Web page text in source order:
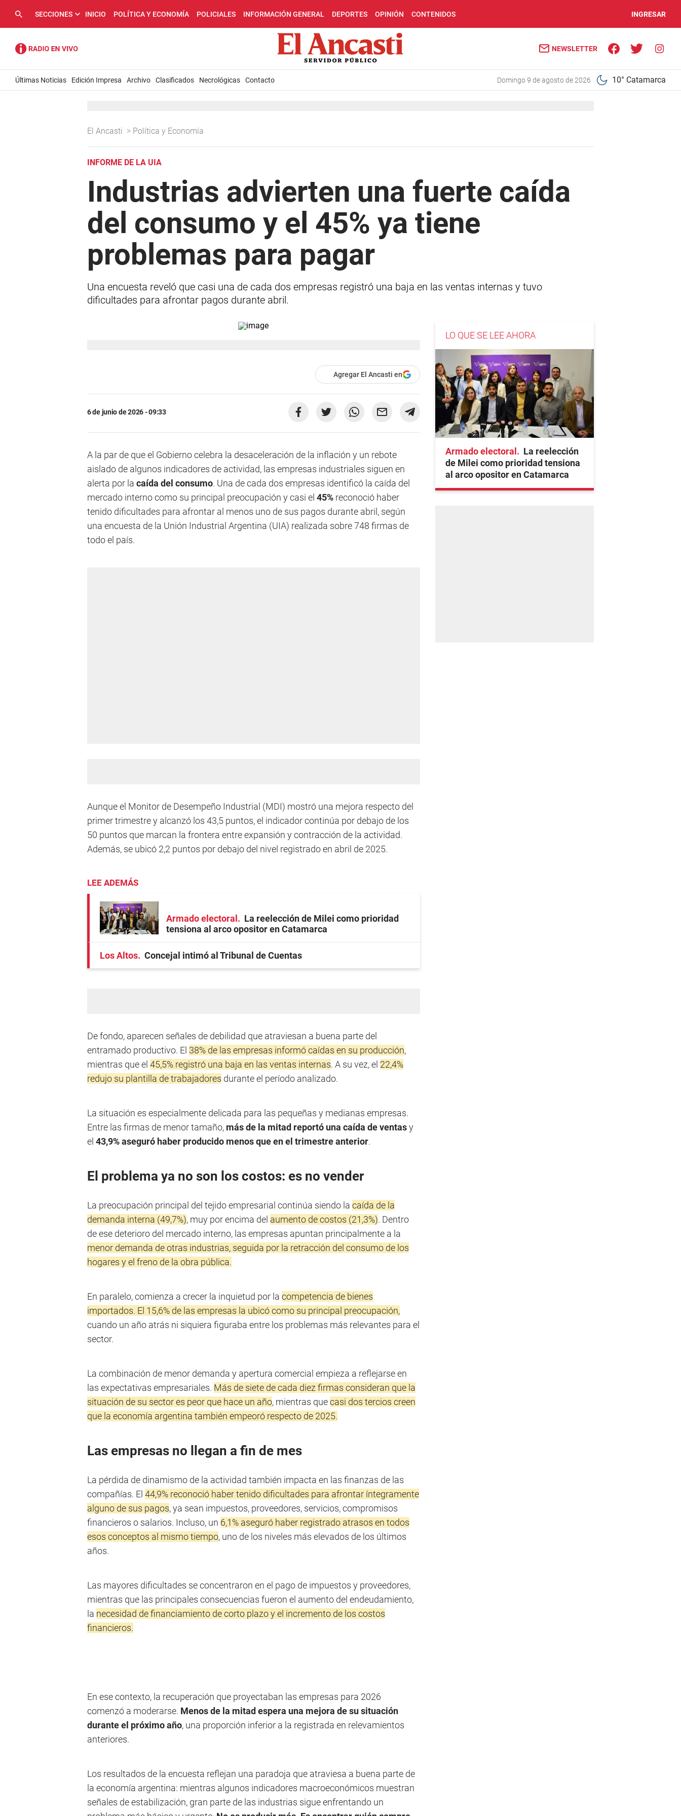
SECCIONES INICIO POLÍTICA Y ECONOMÍA POLICIALES INFORMACIÓN GENERAL DEPORTES OPINIÓN CONTENIDOS INGRESAR
NEWSLETTER
Últimas Noticias Edición Impresa Archivo Clasificados Necrológicas Contacto domingo 9 de agosto de 2026 10° Catamarca
El Ancasti > Política y Economía
INFORME DE LA UIA
Industrias advierten una fuerte caída
del consumo y el 45% ya tiene
problemas para pagar
Una encuesta reveló que casi una de cada dos empresas registró una baja en las ventas internas y tuvo
dificultades para afrontar pagos durante abril.
Agregar El Ancasti en
6 de junio de 2026 - 09:33
A la par de que el Gobierno celebra la desaceleración de la inflación y un rebote
aislado de algunos indicadores de actividad, las empresas industriales siguen en
alerta por la caída del consumo. Una de cada dos empresas identificó la caída del
mercado interno como su principal preocupación y casi el 45% reconoció haber
tenido dificultades para afrontar al menos uno de sus pagos durante abril, según
una encuesta de la Unión Industrial Argentina (UIA) realizada sobre 748 firmas de
todo el país.
Aunque el Monitor de Desempeño Industrial (MDI) mostró una mejora respecto del
primer trimestre y alcanzó los 43,5 puntos, el indicador continúa por debajo de los
50 puntos que marcan la frontera entre expansión y contracción de la actividad.
Además, se ubicó 2,2 puntos por debajo del nivel registrado en abril de 2025.
LEE ADEMÁS
Armado electoral
La reelección de Milei como prioridad
tensiona al arco opositor en Catamarca
Los Altos Concejal intimó al Tribunal de Cuentas
De fondo, aparecen señales de debilidad que atraviesan a buena parte del
entramado productivo. El 38% de las empresas informó caídas en su producción,
mientras que el 45,5% registró una baja en las ventas internas. A su vez, el 22,4%
redujo su plantilla de trabajadores durante el período analizado.
La situación es especialmente delicada para las pequeñas y medianas empresas.
Entre las firmas de menor tamaño, más de la mitad reportó una caída de ventasy
el 43,9% aseguró haber producido menos que en el trimestre anterior.
El problema ya no son los costos: es no vender
La preocupación principal del tejido empresarial continúa siendo la caída de la
demanda interna (49,7%), muy por encima del aumento de costos (21,3%). Dentro
de ese deterioro del mercado interno, las empresas apuntan principalmente a la
menor demanda de otras industrias, seguida por la retracción del consumo de los
hogares y el freno de la obra pública.
En paralelo, comienza a crecer la inquietud por la competencia de bienes
importados. El 15,6% de las empresas la ubicó como su principal preocupación,
cuando un año atrás ni siquiera figuraba entre los problemas más relevantes para el
sector.
La combinación de menor demanda y apertura comercial empieza a reflejarse en
las expectativas empresariales. Más de siete de cada diez firmas consideran que la
situación de su sector es peor que hace un año, mientras quecasi dos tercios creen
que la economía argentina también empeoró respecto de 2025.
Las empresas no llegan a fin de mes
La pérdida de dinamismo de la actividad también impacta en las finanzas de las
compañías. El 44,9% reconoció haber tenido dificultades para afrontar íntegramente
alguno de sus pagos, ya sean impuestos, proveedores, servicios, compromisos
financieros o salarios. Incluso, un 6,1% aseguró haber registrado atrasos en todos
esos conceptos al mismo tiempo, uno de los niveles más elevados de los últimos
años.
Las mayores dificultades se concentraron en el pago de impuestos y proveedores,
mientras que las principales consecuencias fueron el aumento del endeudamiento,
la necesidad de financiamiento de corto plazo y el incremento de los costos
financieros.
En ese contexto, la recuperación que proyectaban las empresas para 2026
comenzó a moderarse. Menos de la mitad espera una mejora de su situación
durante el próximo año, una proporción inferior a la registrada en relevamientos
anteriores.
Los resultados de la encuesta reflejan una paradoja que atraviesa a buena parte de
la economía argentina: mientras algunos indicadores macroeconómicos muestran
señales de estabilización, gran parte de las industrias sigue enfrentando un
LO QUE SE LEE AHORA
Armado electoral
La reelección
de Milei como prioridad tensiona
al arco opositor en Catamarca